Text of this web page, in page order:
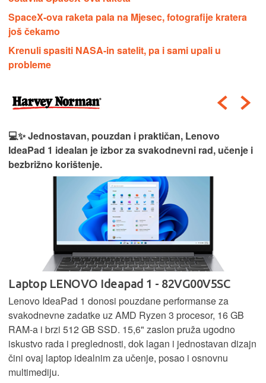
SpaceX-ova raketa pala na Mjesec, fotografije kratera
još čekamo
Krenuli spasiti NASA-in satelit, pa i sami upali u
probleme
💻✨ Jednostavan, pouzdan i praktičan, Lenovo
IdeaPad 1 idealan je izbor za svakodnevni rad, učenje i
bezbrižno korištenje.
Laptop LENOVO Ideapad 1 - 82VG00V5SC
Lenovo IdeaPad 1 donosi pouzdane performanse za
svakodnevne zadatke uz AMD Ryzen 3 procesor, 16 GB
RAM-a i brzi 512 GB SSD. 15,6" zaslon pruža ugodno
iskustvo rada i preglednosti, dok lagan i jednostavan dizajn
čini ovaj laptop idealnim za učenje, posao i osnovnu
multimediju.